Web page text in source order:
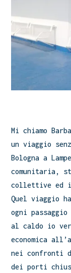
Mi chiamo
un viaggio
Bologna a
comunitaria,
collettive ed
Quel viaggio
ogni
al caldo io
economica
nei confronti
dei porti